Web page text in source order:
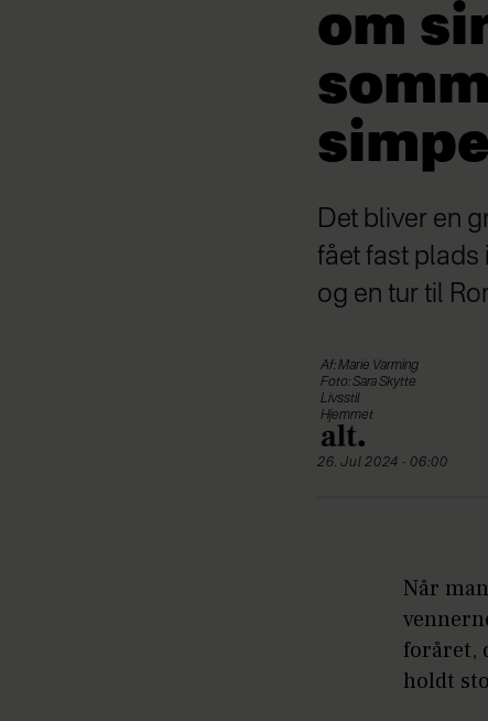
om
Det bliver en
fået fast plads
og en tur til
Af: Marie Varming
Foto: Sara Skytte
Livsstil
Hjemmet
26. Jul 2024 - 06:00
Når
foråret,
holdt